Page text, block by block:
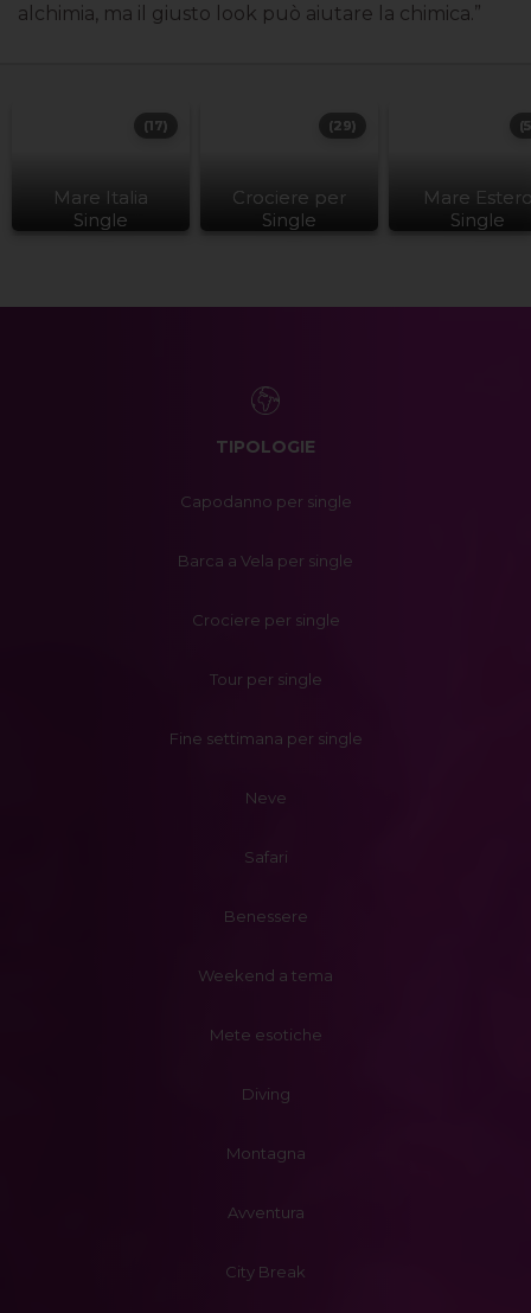
alchimia, ma il giusto look può aiutare la chimica.”
Mare Italia
Single
(17)
Crociere per
Single
(29)
Mare
Single
TIPOLOGIE
Capodanno per single
Barca a Vela per single
Crociere per single
Tour per single
Fine settimana per single
Neve
Safari
Benessere
Weekend a tema
Mete esotiche
Diving
Montagna
Avventura
City Break